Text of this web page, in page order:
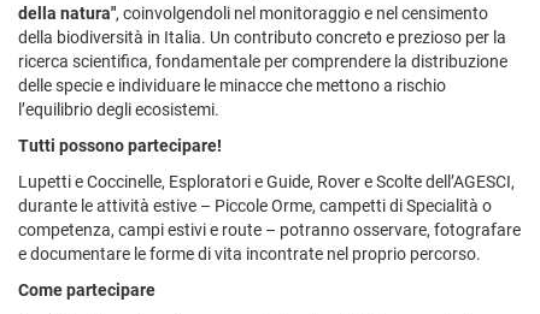
della natura", coinvolgendoli nel monitoraggio e nel censimento
della biodiversità in Italia. Un contributo concreto e prezioso per la
ricerca scientifica, fondamentale per comprendere la distribuzione
delle specie e individuare le minacce che mettono a rischio
l’equilibrio degli ecosistemi.
Tutti possono partecipare!
Lupetti e Coccinelle, Esploratori e Guide, Rover e Scolte dell’AGESCI,
durante le attività estive – Piccole Orme, campetti di Specialità o
competenza, campi estivi e route – potranno osservare, fotografare
e documentare le forme di vita incontrate nel proprio percorso.
Come partecipare